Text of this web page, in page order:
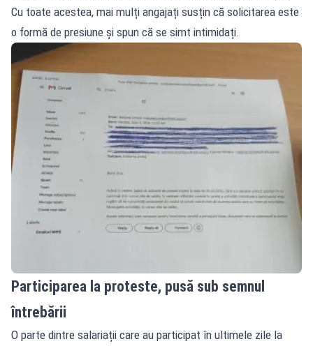
Cu toate acestea, mai mulți angajați susțin că solicitarea este
o formă de presiune și spun că se simt intimidați.
Participarea la proteste, pusă sub semnul
întrebării
O parte dintre salariații care au participat în ultimele zile la